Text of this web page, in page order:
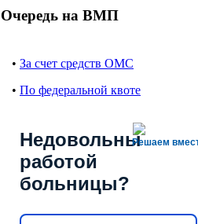
Очередь на ВМП
• За счет средств ОМС
• По федеральной квоте
Решаем
Недовольны
работой
больницы?